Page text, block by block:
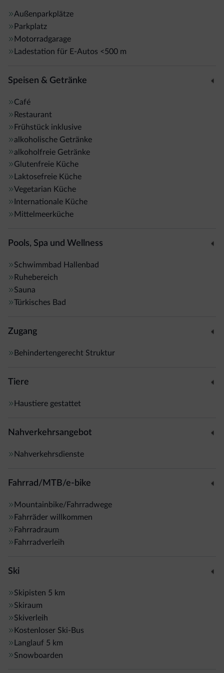
Außenparkplätze
Parkplatz
Motorradgarage
Ladestation für E-Autos <500 m
Speisen & Getränke
Café
Restaurant
Frühstück inklusive
alkoholische Getränke
alkoholfreie Getränke
Glutenfreie Küche
Laktosefreie Küche
Vegetarian Küche
Internationale Küche
Mittelmeerküche
Pools, Spa und Wellness
Schwimmbad Hallenbad
Ruhebereich
Sauna
Türkisches Bad
Zugang
Behindertengerecht Struktur
Tiere
Haustiere gestattet
Nahverkehrsangebot
Nahverkehrsdienste
Fahrrad/MTB/e-bike
Mountainbike/Fahrradwege
Fahrräder willkommen
Fahrradraum
Fahrradverleih
Ski
Skipisten 5 km
Skiraum
Skiverleih
Kostenloser Ski-Bus
Langlauf 5 km
Snowboarden